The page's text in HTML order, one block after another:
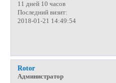
11 дней 10 часов
Последний визит:
2018-01-21 14:49:54
Rotor
Администратор